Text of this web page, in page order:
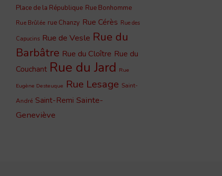
Place de la République Rue Bonhomme
Rue Brûlée rue Chanzy Rue Cérès Rue des
Capucins Rue de Vesle Rue du
Barbâtre Rue du Cloître Rue du
Couchant Rue du Jard Rue
Eugène Desteuque Rue Lesage Saint-
André Saint-Remi Sainte-
Geneviève